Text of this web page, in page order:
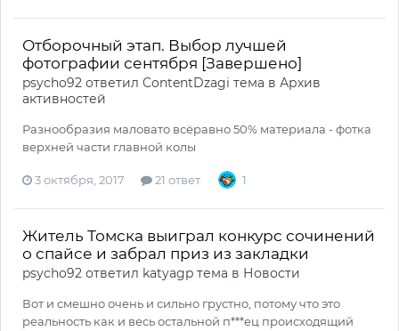
Отборочный этап. Выбор лучшей
фотографии сентября [Завершено]
psycho92 ответил ContentDzagi тема в Архив
активностей
Разнообразия маловато всёравно 50% материала - фотка
верхней части главной колы
3 октября, 2017 21 ответ 1
Житель Томска выиграл конкурс сочинений
о спайсе и забрал приз из закладки
psycho92 ответил katyagp тема в Новости
Вот и смешно очень и сильно грустно, потому что это
реальность как и весь остальной п***ец происходящий